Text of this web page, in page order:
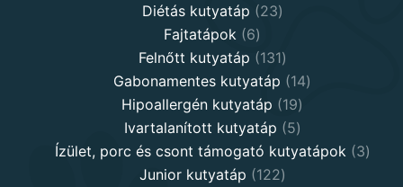
products
Diétás kutyatáp 2323
Fajtatápok 66
products
Felnőtt kutyatáp 131131
products
Gabonamentes kutyatáp 1414
Hipoallergén kutyatáp 1919
products
Ivartalanított kutyatáp 55
products
Ízület, porc és csont támogató kutyatápok 33
Junior kutyatáp 122122